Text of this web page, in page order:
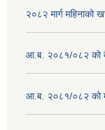
२०८२ मार्ग महिनाको
आ.ब. २०८१/०८२ को
आ.ब. २०८१/०८२ को